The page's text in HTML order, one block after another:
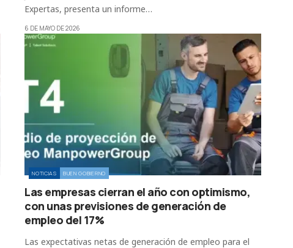
Expertas, presenta un informe…
6 DE MAYO DE 2026
NOTICIAS BUEN GOBIERNO
Las empresas cierran el año con optimismo,
con unas previsiones de generación de
empleo del 17%
Las expectativas netas de generación de empleo para el